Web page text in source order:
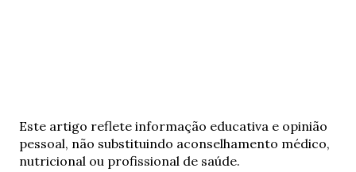
E
n
v
Este artigo reflete informação educativa e opinião
pessoal, não substituindo aconselhamento médico,
nutricional ou profissional de saúde.